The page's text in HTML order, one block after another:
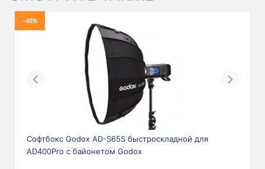
-49%
Previous Next
Софтбокс Godox AD-S65S быстроскладной для
AD400Pro с байонетом Godox